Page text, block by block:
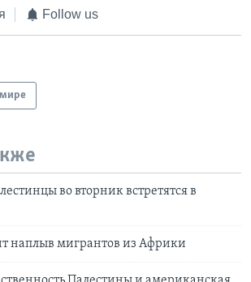
Follow us
во вторник встретятся в
наплыв мигрантов из Африки